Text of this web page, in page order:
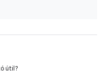
útil?